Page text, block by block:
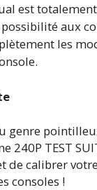
est
aux
les
genre
240P TEST
de calibrer
consoles !